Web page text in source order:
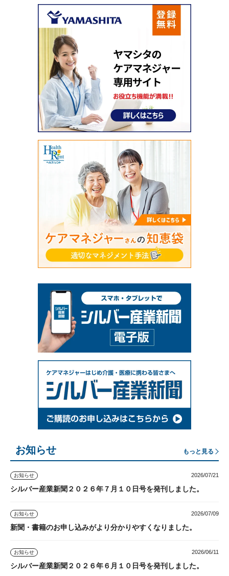
お知らせ もっと見る
お知らせ 2026/07/21
シルバー産業新聞２０２６年７月１０日号を発刊しました。
お知らせ 2026/07/09
新聞・書籍のお申し込みがより分かりやすくなりました。
お知らせ 2026/06/11
シルバー産業新聞２０２６年６月１０日号を発刊しました。